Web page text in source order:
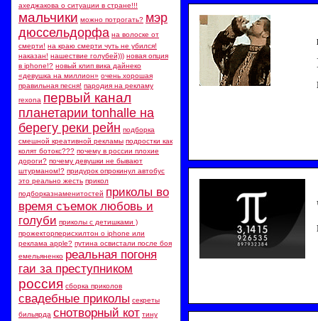
ахеджакова о ситуации в стране!!!
мальчики можно потрогать? мэр
дюссельдорфа на волоске от
смерти! на краю смерти чуть не убился!
наказан! нашествие голубей))) новая опция
в iphone!? новый клип вика дайнеко
«девушка на миллион» очень хорошая
правильная песня! пародия на рекламу
rexona первый канал
планетарии tonhalle на
берегу реки рейн подборка
смешной креативной рекламы подростки как
колят ботокс??? почему в россии плохие
дороги? почему девушки не бывают
штурманом!? придурок опрокинул автобус
это реально жесть прикол
подборказнаменитостей приколы во
время съемок любовь и
голуби приколы с детишками )
прожекторперисхилтон о iphone или
реклама apple? путина освистали после боя
емельяненко реальная погоня
гаи за преступником
россия сборка приколов
свадебные приколы секреты
бильярда снотворный кот тину